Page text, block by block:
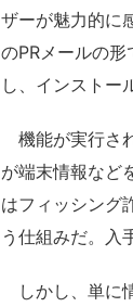
ザーが魅力的に
のPRメールの
し、インストー
機能が実行さ
が端末情報など
はフィッシング
う仕組みだ。入
しかし、単に